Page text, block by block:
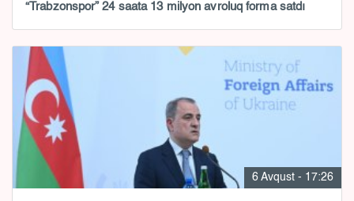
“Trabzonspor” 24 saata 13 milyon avroluq forma satdı
6 Avqust - 17:26